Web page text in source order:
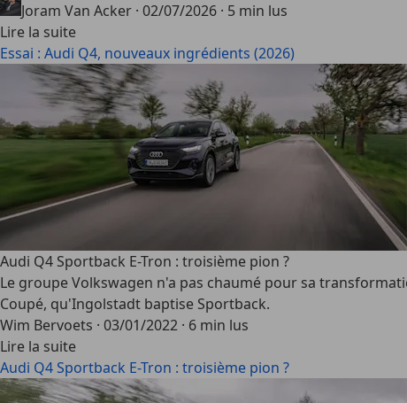
Joram Van Acker · 02/07/2026 · 5 min lus
Lire la suite
Essai : Audi Q4, nouveaux ingrédients (2026)
Audi Q4 Sportback E-Tron : troisième pion ?
Le groupe Volkswagen n'a pas chaumé pour sa
Coupé, qu'Ingolstadt baptise Sportback.
Wim Bervoets · 03/01/2022 · 6 min lus
Lire la suite
Audi Q4 Sportback E-Tron : troisième pion ?